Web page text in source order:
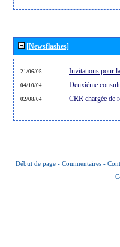
[Newsflashes]
21/06/05 Invitations pour
04/10/04 Deuxième
02/08/04 CRR chargée de
Début de page - Commentaires -